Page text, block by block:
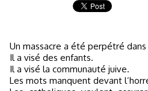
Un massacre a été perpétré
Il a visé des enfants.
Il a visé la communauté juive.
Les mots manquent devant